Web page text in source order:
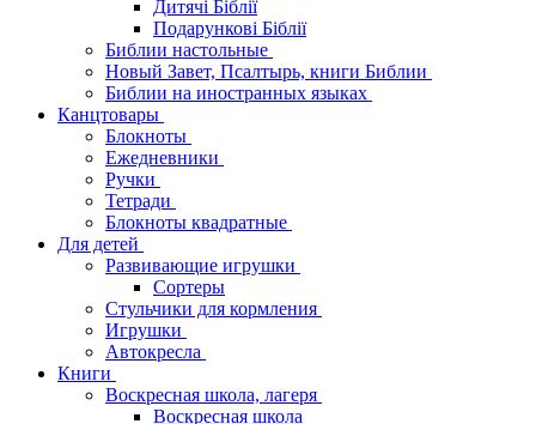
Дитячі Біблії
Подарункові Біблії
Библии настольные
Новый Завет, Псалтырь, книги Библии
Библии на иностранных языках
Канцтовары
Блокноты
Ежедневники
Ручки
Тетради
Блокноты квадратные
Для детей
Развивающие игрушки
Сортеры
Стульчики для кормления
Игрушки
Автокресла
Книги
Воскресная школа, лагеря
Воскресная школа